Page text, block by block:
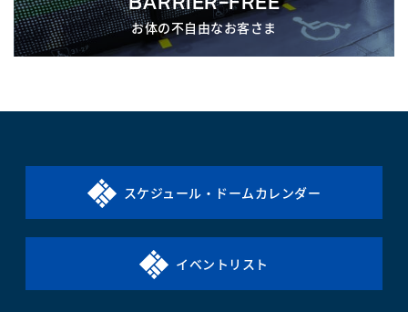
お体の不自由なお客さま
スケジュール・ドームカレンダー
イベントリスト